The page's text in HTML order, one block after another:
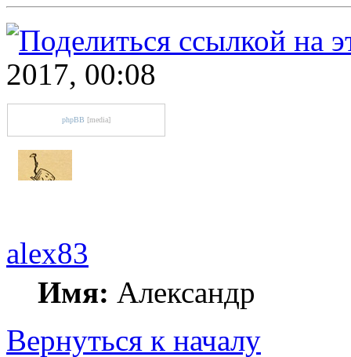
2017, 00:08
phpBB [media]
alex83
Имя: Александр
Вернуться к началу